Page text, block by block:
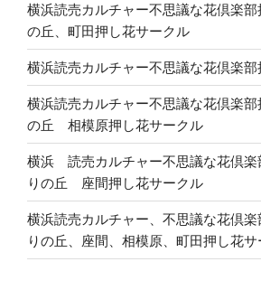
横浜読売カルチャー不思議な花倶楽部
の丘、町田押し花サークル
横浜読売カルチャー不思議な花倶楽部
横浜読売カルチャー不思議な花倶楽部
の丘 相模原押し花サークル
横浜 読売カルチャー不思議な花倶楽
りの丘 座間押し花サークル
横浜読売カルチャー、不思議な花倶
りの丘、座間、相模原、町田押し花サ